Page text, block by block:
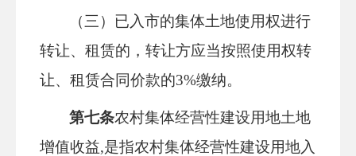
（三）已入市的集体土地使用权进行
转让、租赁的，转让方应当按照使用权转
让、租赁合同价款的3%缴纳。
第七条农村集体经营性建设用地土地
增值收益,是指农村集体经营性建设用地入